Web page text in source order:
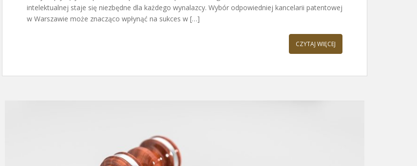
intelektualnej staje się niezbędne dla każdego wynalazcy. Wybór odpowiedniej kancelarii patentowej
w Warszawie może znacząco wpłynąć na sukces w […]
CZYTAJ WIĘCEJ